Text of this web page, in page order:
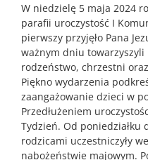
W niedzielę 5 maja 2024
parafii uroczystość I
pierwszy przyjęło Pana
ważnym dniu
rodzeństwo, chrzestni
Piękno wydarzenia
zaangażowanie dzieci w
Przedłużeniem
Tydzień. Od poniedziałku
rodzicami uczestniczyły
nabożeństwie majowym.